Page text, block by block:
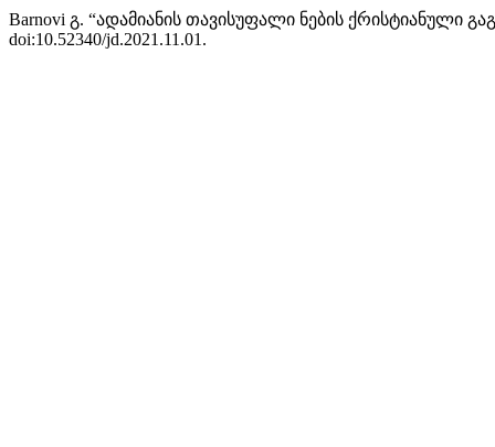
Barnovi გ. “ადამიანის თავისუფალი ნების ქრისტიანული
doi:10.52340/jd.2021.11.01.